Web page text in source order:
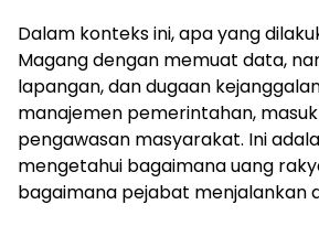
Dalam konteks ini, apa yang
Magang dengan memuat data,
lapangan, dan dugaan
manajemen pemerintahan,
pengawasan masyarakat. Ini
mengetahui bagaimana uang
bagaimana pejabat menjalankan